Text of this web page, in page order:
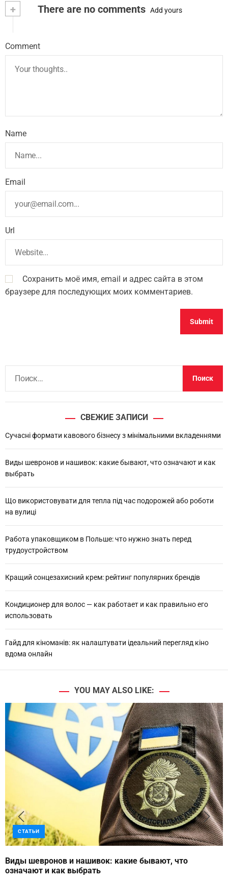
+ There are no comments Add yours
Comment
Name
Email
Url
Сохранить моё имя, email и адрес сайта в этом
браузере для последующих моих комментариев.
:
СВЕЖИЕ ЗАПИСИ
Сучасні формати кавового бізнесу з мінімальними вкладеннями
Виды шевронов и нашивок: какие бывают, что означают и как
выбрать
Що використовувати для тепла під час подорожей або роботи
на вулиці
Работа упаковщиком в Польше: что нужно знать перед
трудоустройством
Кращий сонцезахисний крем: рейтинг популярних брендів
Кондиционер для волос — как работает и как правильно его
использовать
Гайд для кіноманів: як налаштувати ідеальний перегляд кіно
вдома онлайн
YOU MAY ALSO LIKE:
СТАТЬИ
Виды шевронов и нашивок: какие бывают, что
означают и как выбрать